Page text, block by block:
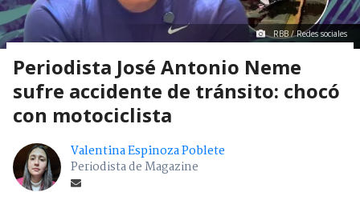
RBB / Redes sociales
Periodista José Antonio Neme
sufre accidente de tránsito: chocó
con motociclista
Valentina Espinoza Poblete
Periodista de Magazine